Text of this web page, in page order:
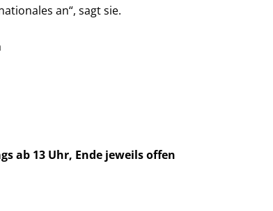
an“, sagt sie.
ab 13 Uhr, Ende jeweils offen